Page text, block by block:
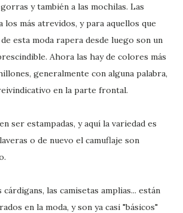
y también a las mochilas. Las
los más atrevidos, y para aquellos que
esta moda rapera desde luego son un
Ahora las hay de colores más
generalmente con alguna palabra,
en la parte frontal.
ser estampadas, y aquí la variedad es
o de nuevo el camuflaje son
cárdigans, las camisetas amplias... están
en la moda, y son ya casi "básicos"